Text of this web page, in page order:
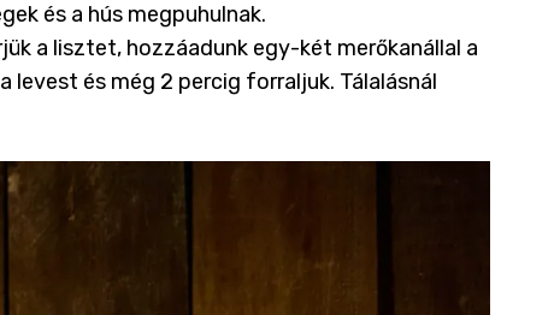
és a hús megpuhulnak.
a lisztet, hozzáadunk egy-két merőkanállal a
levest és még 2 percig forraljuk. Tálalásnál